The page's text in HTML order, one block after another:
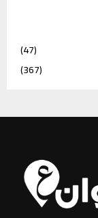
(47)
(367)